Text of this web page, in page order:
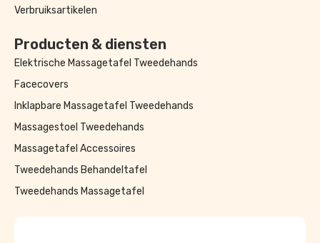
Verbruiksartikelen
Producten & diensten
Elektrische Massagetafel Tweedehands
Facecovers
Inklapbare Massagetafel Tweedehands
Massagestoel Tweedehands
Massagetafel Accessoires
Tweedehands Behandeltafel
Tweedehands Massagetafel